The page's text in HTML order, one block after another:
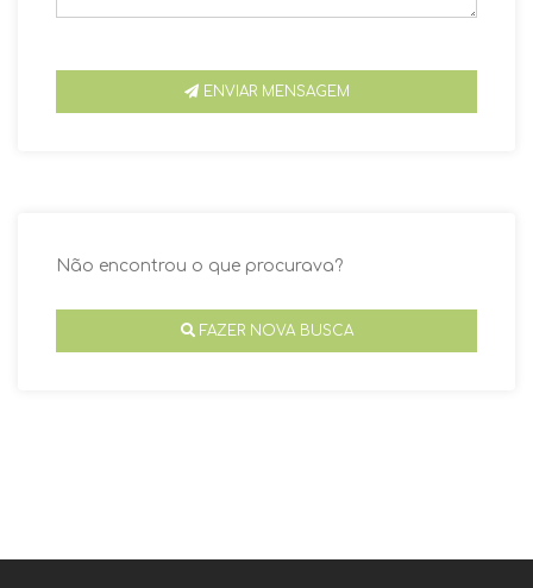
ENVIAR MENSAGEM
Não encontrou o que procurava?
FAZER NOVA BUSCA